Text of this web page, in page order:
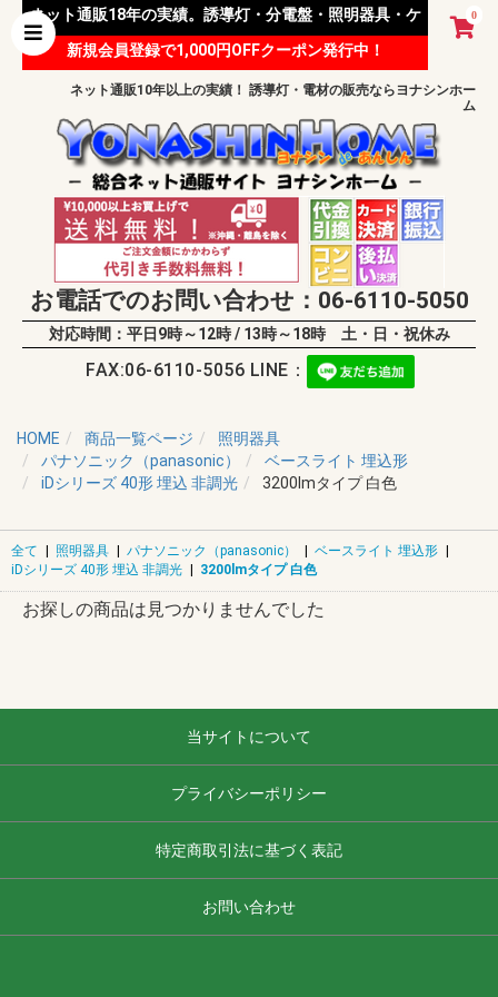
0
ネット通販18年の実績。誘導灯・分電盤・照明器具・ケ
ーブル等 様々な資材を取り扱っています。
新規会員登録で1,000円OFFクーポン発行中！
ネット通販10年以上の実績！ 誘導灯・電材の販売ならヨナシンホー
ム
お電話でのお問い合わせ：06-6110-5050
対応時間：平日9時～12時 / 13時～18時 土・日・祝休み
FAX:06-6110-5056 LINE：
HOME 商品一覧ページ
照明器具
パナソニック（panasonic）
ベースライト 埋込形
iDシリーズ 40形 埋込 非調光
3200lmタイプ 白色
全て | 照明器具 | パナソニック（panasonic） | ベースライト 埋込形 |
iDシリーズ 40形 埋込 非調光 | 3200lmタイプ 白色
お探しの商品は見つかりませんでした
当サイトについて
プライバシーポリシー
特定商取引法に基づく表記
お問い合わせ